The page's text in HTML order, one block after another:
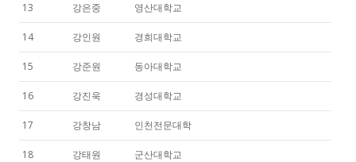
13 강은중 영산대학교
14 강인원 경희대학교
15 강준원 동아대학교
16 강진욱 경성대학교
17 강창남 인천전문대학
18 강태원 군산대학교